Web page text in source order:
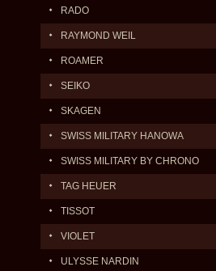
RADO
RAYMOND WEIL
ROAMER
SEIKO
SKAGEN
SWISS MILITARY HANOWA
SWISS MILITARY BY CHRONO
TAG HEUER
TISSOT
VIOLET
ULYSSE NARDIN